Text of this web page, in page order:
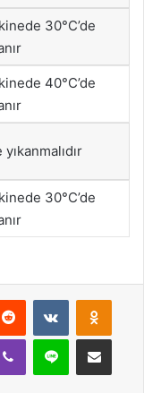
30°C’de
40°C’de
yıkanmalıdır
30°C’de
Reddit VKontakte
Viber Line E-Posta ile